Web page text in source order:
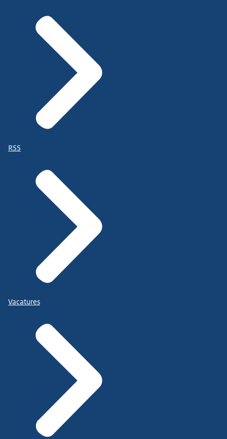
RSS
Vacatures